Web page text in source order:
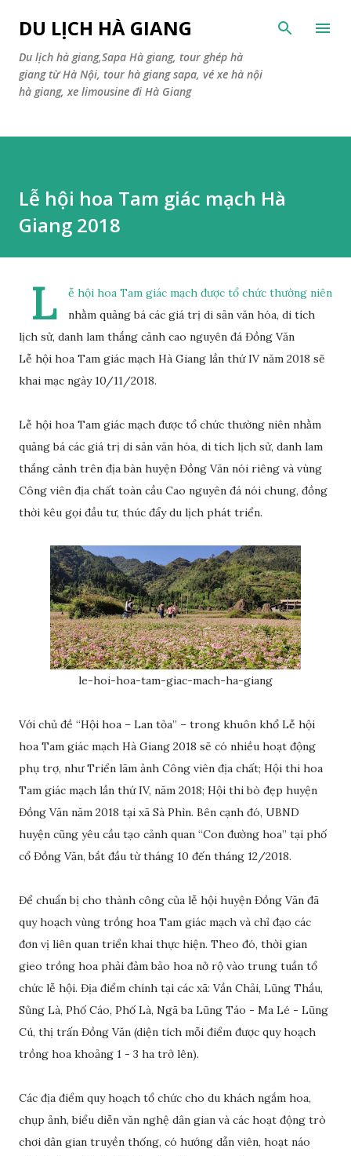
Skip to main content
DU LỊCH HÀ GIANG
Du lịch hà giang,Sapa Hà giang, tour ghép hà
giang từ Hà Nội, tour hà giang sapa, vé xe hà nội
hà giang, xe limousine đi Hà Giang
Lễ hội hoa Tam giác mạch Hà
Giang 2018
L
ễ hội hoa Tam giác mạch được tổ chức thường niên
nhằm quảng bá các giá trị di sản văn hóa, di tích
lịch sử, danh lam thắng cảnh cao nguyên đá Đồng Văn
Lễ hội hoa Tam giác mạch Hà Giang lần thứ IV năm 2018 sẽ
khai mạc ngày 10/11/2018.
Lễ hội hoa Tam giác mạch được tổ chức thường niên nhằm
quảng bá các giá trị di sản văn hóa, di tích lịch sử, danh lam
thắng cảnh trên địa bàn huyện Đồng Văn nói riêng và vùng
Công viên địa chất toàn cầu Cao nguyên đá nói chung, đồng
thời kêu gọi đầu tư, thúc đẩy du lịch phát triển.
le-hoi-hoa-tam-giac-mach-ha-giang
Với chủ đề “Hội hoa – Lan tỏa” – trong khuôn khổ Lễ hội
hoa Tam giác mạch Hà Giang 2018 sẽ có nhiều hoạt động
phụ trợ, như Triển lãm ảnh Công viên địa chất; Hội thi hoa
Tam giác mạch lần thứ IV, năm 2018; Hội thi bò đẹp huyện
Đồng Văn năm 2018 tại xã Sà Phìn. Bên cạnh đó, UBND
huyện cũng yêu cầu tạo cảnh quan “Con đường hoa” tại phố
cổ Đồng Văn, bắt đầu từ tháng 10 đến tháng 12/2018.
Để chuẩn bị cho thành công của lễ hội huyện Đồng Văn đã
quy hoạch vùng trồng hoa Tam giác mạch và chỉ đạo các
đơn vị liên quan triển khai thực hiện. Theo đó, thời gian
gieo trồng hoa phải đảm bảo hoa nở rộ vào trung tuần tổ
chức lễ hội. Địa điểm chính tại các xã: Vần Chải, Lũng Thầu,
Sủng Là, Phố Cáo, Phố Là, Ngã ba Lũng Táo - Ma Lé - Lũng
Cú, thị trấn Đồng Văn (diện tích mỗi điểm được quy hoạch
trồng hoa khoảng 1 - 3 ha trở lên).
Các địa điểm quy hoạch tổ chức cho du khách ngắm hoa,
chụp ảnh, biểu diễn văn nghệ dân gian và các hoạt động trò
chơi dân gian truyền thống, có hướng dẫn viên, hoạt náo